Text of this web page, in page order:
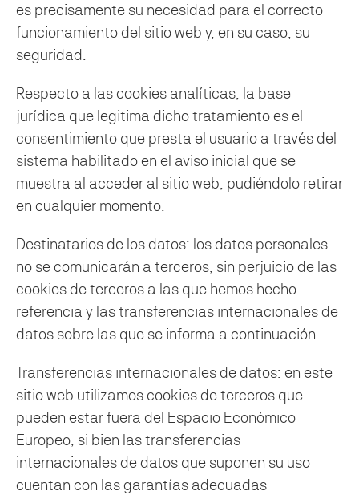
es precisamente su necesidad para el correcto
funcionamiento del sitio web y, en su caso, su
seguridad.
Respecto a las cookies analíticas, la base
jurídica que legitima dicho tratamiento es el
consentimiento que presta el usuario a través del
sistema habilitado en el aviso inicial que se
muestra al acceder al sitio web, pudiéndolo retirar
en cualquier momento.
Destinatarios de los datos: los datos personales
no se comunicarán a terceros, sin perjuicio de las
cookies de terceros a las que hemos hecho
referencia y las transferencias internacionales de
datos sobre las que se informa a continuación.
Transferencias internacionales de datos: en este
sitio web utilizamos cookies de terceros que
pueden estar fuera del Espacio Económico
Europeo, si bien las transferencias
internacionales de datos que suponen su uso
cuentan con las garantías adecuadas